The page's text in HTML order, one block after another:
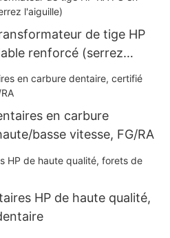
et de polissage
de tige HP
renforcé (serrez
en carbure
basse vitesse, FG/RA
HP de haute qualité,